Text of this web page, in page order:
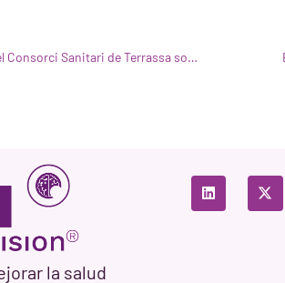
Estudio clínico de WIVI y el Consorci Sanitari de Terrassa sobre la salud visual infantil
la salud